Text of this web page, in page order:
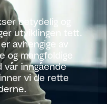
betydelig og
utviklingen tett.
avhengige av
og mangfoldige
vår inngående
vi de rette